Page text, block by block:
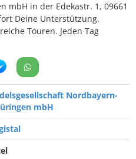
mbH in der Edekastr. 1, 09661
Deine Unterstützung.
Touren. Jeden Tag
Nordbayern-
mbH